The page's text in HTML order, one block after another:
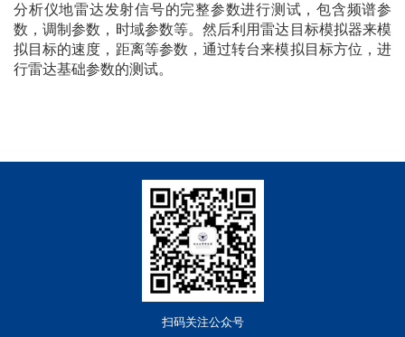
分析仪地雷达发射信号的完整参数进行测试，包含频谱参
数，调制参数，时域参数等。然后利用雷达目标模拟器来模
拟目标的速度，距离等参数，通过转台来模拟目标方位，进
行雷达基础参数的测试。
扫码关注公众号